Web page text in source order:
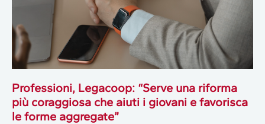
Professioni, Legacoop: “Serve una riforma
più coraggiosa che aiuti i giovani e favorisca
le forme aggregate”